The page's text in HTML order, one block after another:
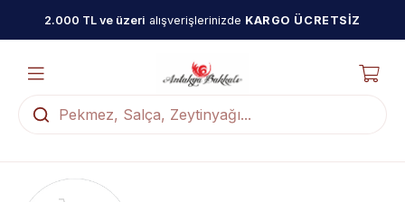
2.000 TL ve üzeri alışverişlerinizde KARGO ÜCRETSİZ